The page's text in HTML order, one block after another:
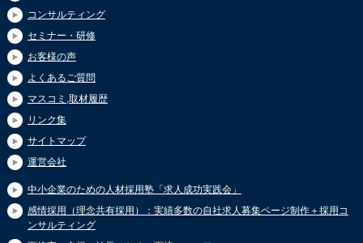
コンサルティング
セミナー・研修
お客様の声
よくあるご質問
マスコミ,取材履歴
リンク集
サイトマップ
運営会社
中小企業のための人材採用塾「求人成功実践会」
感情採用（理念共有採用）：実績多数の自社求人募集ページ制作＋採用コ
ンサルティング